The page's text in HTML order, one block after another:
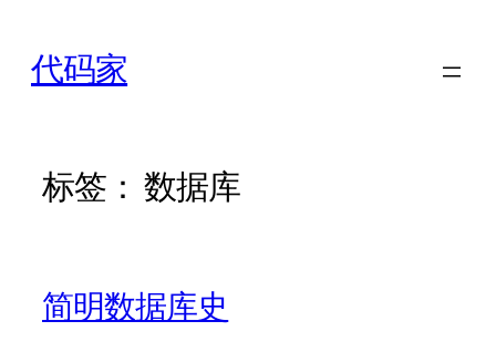
代码家
标签：数据库
简明数据库史